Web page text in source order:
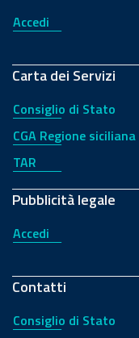
Accedi
Carta dei Servizi
Consiglio di Stato
CGA Regione siciliana
TAR
Pubblicità legale
Accedi
Contatti
Consiglio di Stato